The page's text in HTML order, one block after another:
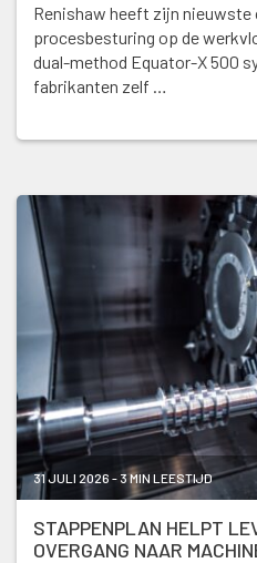
Renishaw heeft zijn
procesbesturing op de
dual-method Equator-X 500
fabrikanten zelf …
31 JULI 2026 - 3 MIN LEESTIJD
STAPPENPLAN HELPT
OVERGANG NAAR